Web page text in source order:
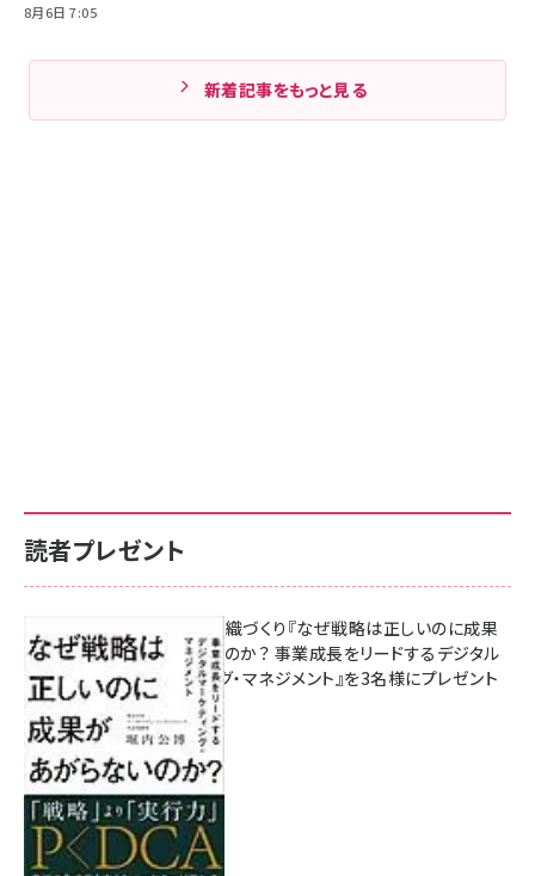
8月6日 7:05
新着記事をもっと見る
読者プレゼント
成果を生む組織づくり『なぜ戦略は正しいのに成果
があがらないのか？ 事業成長をリードするデジタル
マーケティング・マネジメント』を3名様にプレゼント
8月7日 10:00